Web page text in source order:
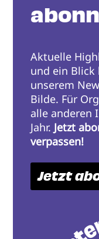
Aktuelle
und ein Blick
unserem
Bilde. Für
alle anderen
Jahr. Jetzt
verpassen!
Jetzt